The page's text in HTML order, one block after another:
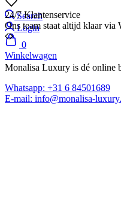
Search
Login
0
Winkelwagen
24/7 Klantenservice
Ons team staat altijd klaar via
Monalisa Luxury is dé online
Whatsapp: +31 6 84501689
E-mail: info@monalisa-